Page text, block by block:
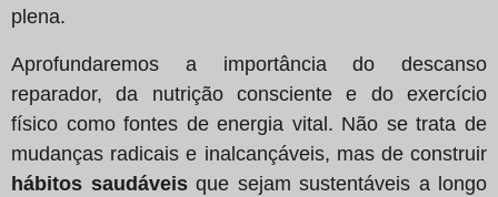
plena.
Aprofundaremos a importância do descanso
reparador, da nutrição consciente e do exercício
físico como fontes de energia vital. Não se trata de
mudanças radicais e inalcançáveis, mas de construir
hábitos saudáveisque sejam sustentáveis a longo